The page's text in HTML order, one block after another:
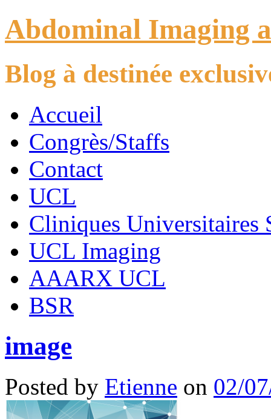
Abdominal Imaging
Blog à destinée
Accueil
Congrès/Staffs
Contact
UCL
Cliniques Universitaires
UCL Imaging
AAARX UCL
BSR
image
Posted by Etienne on 02/